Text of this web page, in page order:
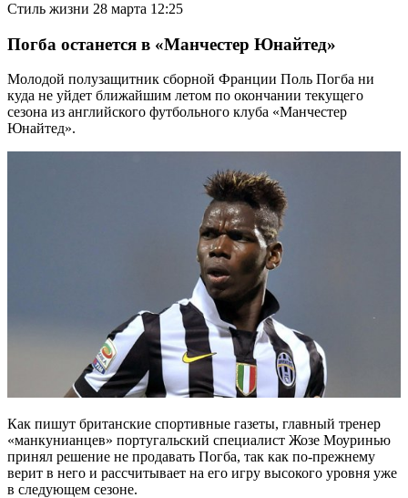
Стиль жизни 28 марта 12:25
Погба останется в «Манчестер Юнайтед»
Молодой полузащитник сборной Франции Поль Погба ни
куда не уйдет ближайшим летом по окончании текущего
сезона из английского футбольного клуба «Манчестер
Юнайтед».
Как пишут британские спортивные газеты, главный тренер
«манкунианцев» португальский специалист Жозе Моуринью
принял решение не продавать Погба, так как по-прежнему
верит в него и рассчитывает на его игру высокого уровня уже
в следующем сезоне.